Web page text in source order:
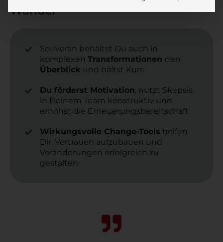
Wandel
Souverän behältst Du auch in
komplexen Transformationen den
Überblick und hältst Kurs
Du förderst Motivation , nutzt Skepsis
in Deinem Team konstruktiv und
erhöhst die Erneuerungsbereitschaft
Wirkungsvolle Change-Tools helfen
Dir, Vertrauen aufzubauen und
Veränderungen erfolgreich zu
gestalten